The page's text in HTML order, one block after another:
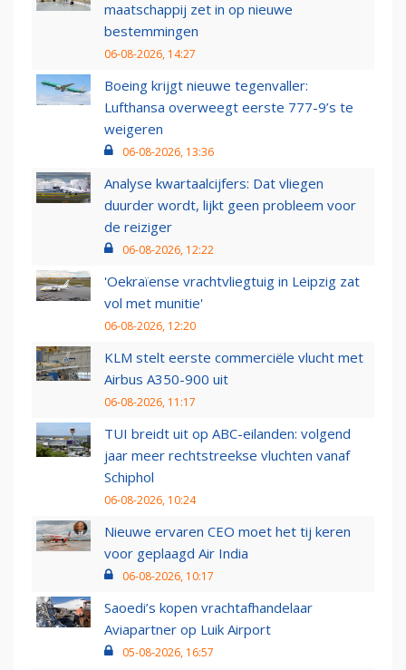
maatschappij zet in op nieuwe
bestemmingen
06-08-2026, 14:27
Boeing krijgt nieuwe tegenvaller:
Lufthansa overweegt eerste 777-9’s te
weigeren
06-08-2026, 13:36
Analyse kwartaalcijfers: Dat vliegen
duurder wordt, lijkt geen probleem voor
de reiziger
06-08-2026, 12:22
'Oekraïense vrachtvliegtuig in Leipzig zat
vol met munitie'
06-08-2026, 12:20
KLM stelt eerste commerciële vlucht met
Airbus A350-900 uit
06-08-2026, 11:17
TUI breidt uit op ABC-eilanden: volgend
jaar meer rechtstreekse vluchten vanaf
Schiphol
06-08-2026, 10:24
Nieuwe ervaren CEO moet het tij keren
voor geplaagd Air India
06-08-2026, 10:17
Saoedi’s kopen vrachtafhandelaar
Aviapartner op Luik Airport
05-08-2026, 16:57